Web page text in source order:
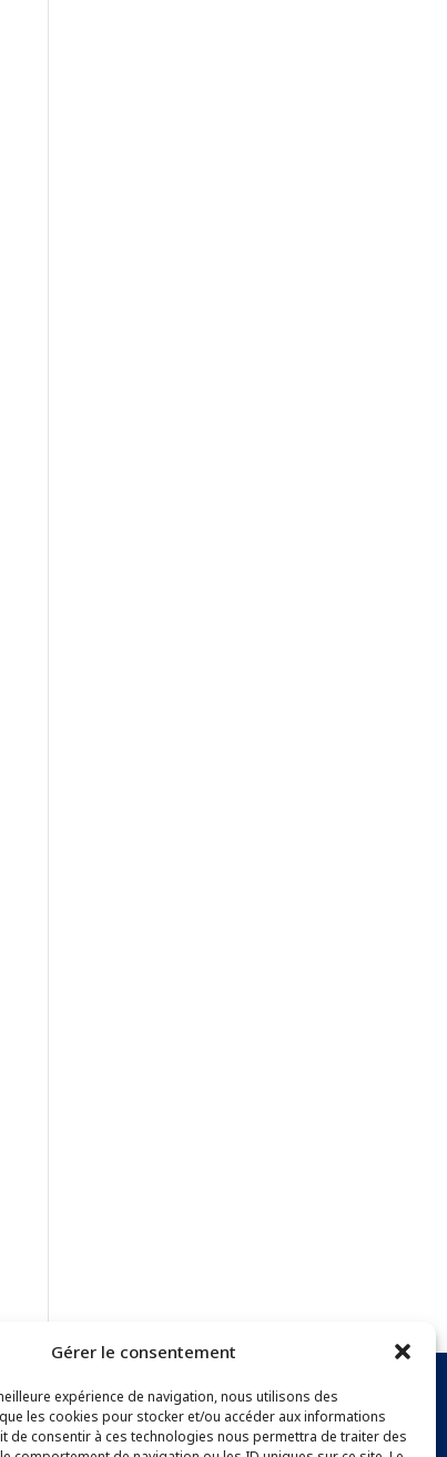
Gérer le consentement
expérience de navigation, nous utilisons des
les cookies pour stocker et/ou accéder aux informations
de consentir à ces technologies nous permettra de traiter des